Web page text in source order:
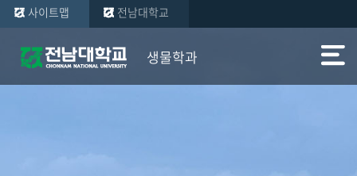
사이트맵 전남대학교
생물학과